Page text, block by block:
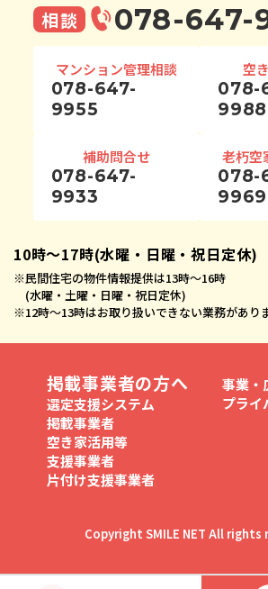
相談 078-647-
マンション管理相談
078-647-
9955
空
078-
9988
補助問合せ
078-647-
9933
老朽空
078-
9969
10時〜17時(水曜・日曜・祝日定休)
※民間住宅の物件情報提供は13時〜16時
(水曜・土曜・日曜・祝日定休)
※12時〜13時はお取り扱いできない業務がありま
掲載事業者の方へ
選定支援システム
掲載事業者
空き家活用等
支援事業者
片付け支援事業者
事業・
プライ
Copyright SMILE NET All rights